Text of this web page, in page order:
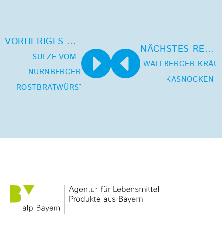
NÄCHSTES REZEPT
WALLBERGER
KASNOCKEN
VORHERIGES REZEPT
SÜLZE VOM
NÜRNBERGER
ROSTBRATWÜRSTEL